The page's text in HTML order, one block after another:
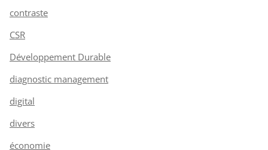
contraste
CSR
Développement Durable
diagnostic management
digital
divers
économie